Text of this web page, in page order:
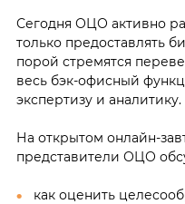
Сегодня ОЦО активно
только предоставлять
порой стремятся
весь бэк-офисный
экспертизу и аналитику.
На открытом онлайн-
представители ОЦО
как оценить